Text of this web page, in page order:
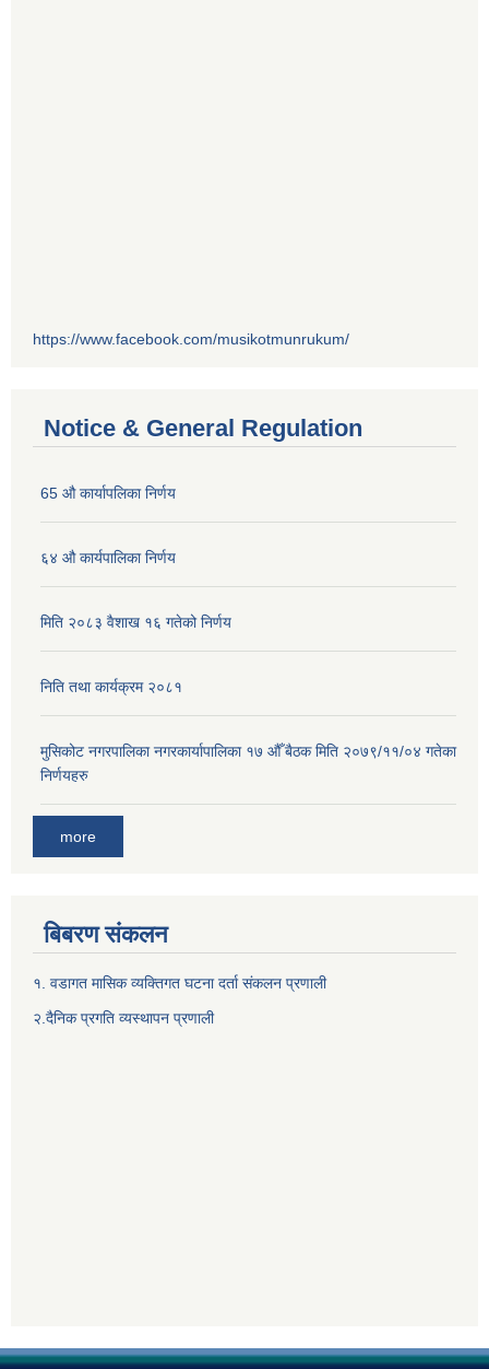
https://www.facebook.com/musikotmunrukum/
Notice & General Regulation
65 औ कार्यापलिका निर्णय
६४ औ कार्यपालिका निर्णय
मिति २०८३ वैशाख १६ गतेको निर्णय
निति तथा कार्यक्रम २०८१
मुसिकोट नगरपालिका नगरकार्यापालिका १७ औँ बैठक मिति २०७९/११/०४ गतेका
निर्णयहरु
more
बिबरण संकलन
१. वडागत मासिक व्यक्तिगत घटना दर्ता संकलन प्रणाली
२.दैनिक प्रगति व्यस्थापन प्रणाली